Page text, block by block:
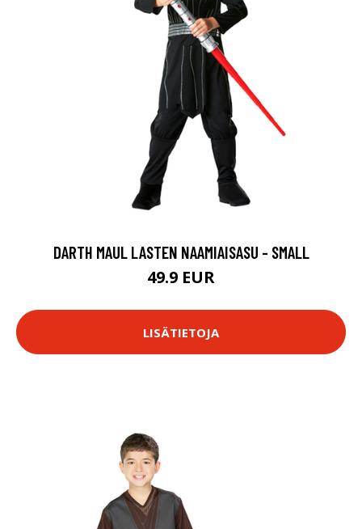
DARTH MAUL LASTEN NAAMIAISASU - SMALL
49.9 EUR
LISÄTIETOJA